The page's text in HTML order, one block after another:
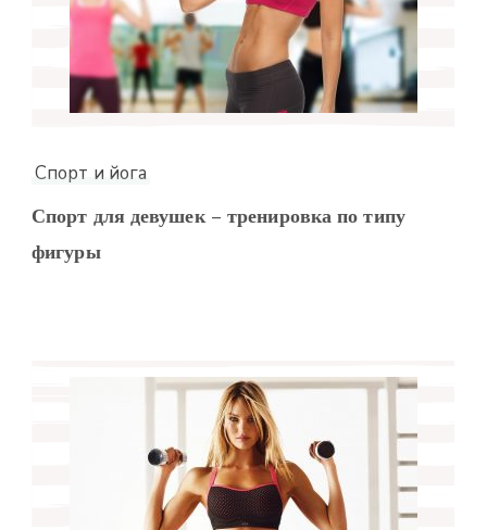
Спорт и йога
Спорт для девушек – тренировка по типу
фигуры